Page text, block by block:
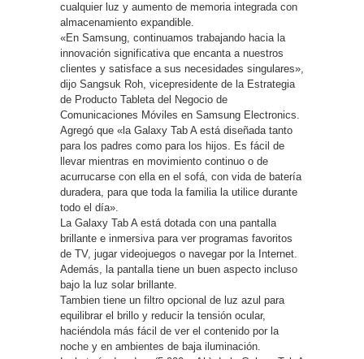
cualquier luz y aumento de memoria integrada con
almacenamiento expandible.
«En Samsung, continuamos trabajando hacia la
innovación significativa que encanta a nuestros
clientes y satisface a sus necesidades singulares»,
dijo Sangsuk Roh, vicepresidente de la Estrategia
de Producto Tableta del Negocio de
Comunicaciones Móviles en Samsung Electronics.
Agregó que «la Galaxy Tab A está diseñada tanto
para los padres como para los hijos. Es fácil de
llevar mientras en movimiento continuo o de
acurrucarse con ella en el sofá, con vida de batería
duradera, para que toda la familia la utilice durante
todo el día».
La Galaxy Tab A está dotada con una pantalla
brillante e inmersiva para ver programas favoritos
de TV, jugar videojuegos o navegar por la Internet.
Además, la pantalla tiene un buen aspecto incluso
bajo la luz solar brillante.
Tambien tiene un filtro opcional de luz azul para
equilibrar el brillo y reducir la tensión ocular,
haciéndola más fácil de ver el contenido por la
noche y en ambientes de baja iluminación.